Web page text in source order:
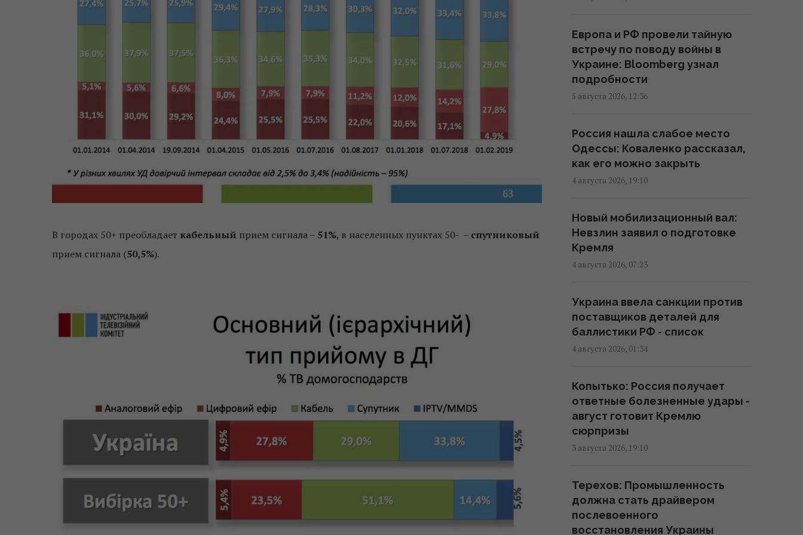
В городах 50+ преобладает кабельный прием сигнала – 51%, в населенных пунктах 50- – спутниковый
прием сигнала (50,5%).
00:38 четверг, 06 августа 2026
Эксперт предупредила о новом
скачке цен на популярную в
ЗПЕК увеличила уплату налогов
и обязательных платежей
В Европе АЭС "сыпятся" из-за
обмеления рек: эксперт
18:46 среда, 05 августа 2026
Убытки переложат на
после атак РФ на склады
18:18 среда, 05 августа 2026
Почему нет отключений света,
цель РФ
18:00 среда, 05 августа 2026
Европа и РФ провели тайную
встречу по поводу войны в
Украине: Bloomberg узнал
подробности
5 августа 2026, 12:36
Россия нашла слабое место
Одессы: Коваленко рассказал,
как его можно закрыть
4 августа 2026, 19:10
Новый мобилизационный вал:
Невзлин заявил о подготовке
Кремля
4 августа 2026, 07:23
Украина ввела санкции против
поставщиков деталей для
баллистики РФ - список
4 августа 2026, 01:34
Копытько: Россия получает
ответные болезненные удары -
август готовит Кремлю
сюрпризы
3 августа 2026, 19:10
Терехов: Промышленность
должна стать драйвером
послевоенного
восстановления Украины